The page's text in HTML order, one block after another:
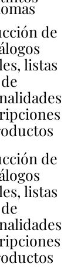
de
listas
de
de
listas
de